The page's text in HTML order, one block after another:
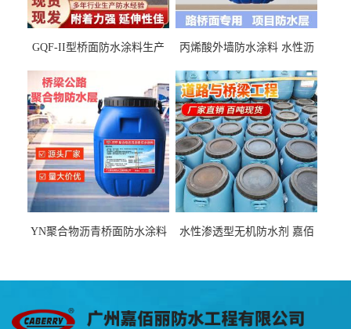
GQF-II型桥面防水涂料生产
丙烯酸外墙防水涂料 水性沥
厂家
YN聚合物沥青桥面防水涂料
水性渗透型无机防水剂 嘉佰